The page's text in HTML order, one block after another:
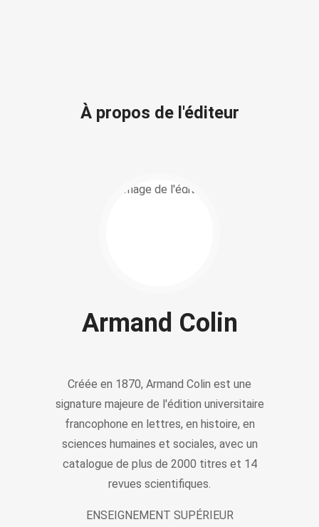
À propos de l'éditeur
Armand Colin
Créée en 1870, Armand Colin est une
signature majeure de l'édition universitaire
francophone en lettres, en histoire, en
sciences humaines et sociales, avec un
catalogue de plus de 2000 titres et 14
revues scientifiques.
ENSEIGNEMENT SUPÉRIEUR